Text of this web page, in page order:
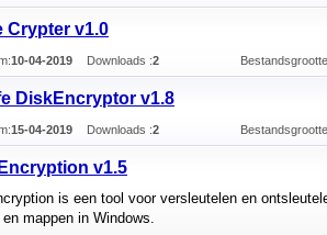
Crypter v1.0
10-04-2019 Downloads :2
DiskEncryptor v1.8
15-04-2019 Downloads :2
v1.5
is een tool voor versleutelen en
en mappen in Windows.